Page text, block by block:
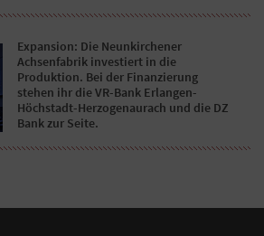
Expansion: Die Neunkirchener
Achsenfabrik investiert in die
Produktion. Bei der Finanzierung
stehen ihr die VR-Bank Erlangen-
Höchstadt-Herzogenaurach und die DZ
Bank zur Seite.